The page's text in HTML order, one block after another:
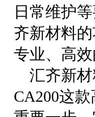
日常维护
齐新材料
专业、高
汇齐新
CA200这